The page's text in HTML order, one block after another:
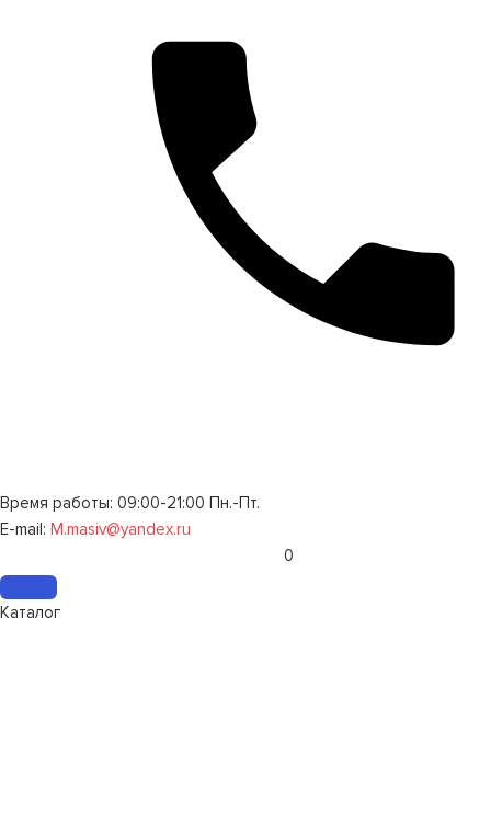
Время работы: 09:00-21:00 Пн.-Пт.
E-mail: M.masiv@yandex.ru
0
Каталог